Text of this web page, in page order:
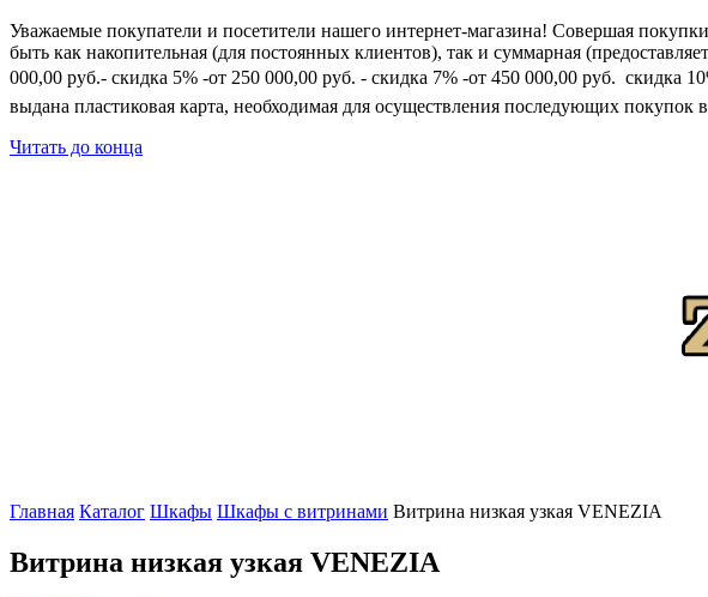
Уважаемые покупатели и посетители нашего интернет-магазина! Совершая
быть как накопительная (для постоянных клиентов), так и суммарная
000,00 руб.- скидка 5% -от 250 000,00 руб. - скидка 7% -от 450 000,00 руб. 
выдана пластиковая карта, необходимая для осуществления последующих
Читать до конца
Главная Каталог Шкафы Шкафы с витринами Витрина низкая узкая VENEZIA
Витрина низкая узкая VENEZIA